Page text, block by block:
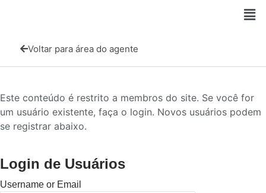
Voltar para área do agente
Este conteúdo é restrito a membros do site. Se você for
um usuário existente, faça o login. Novos usuários podem
se registrar abaixo.
Login de Usuários
Username or Email